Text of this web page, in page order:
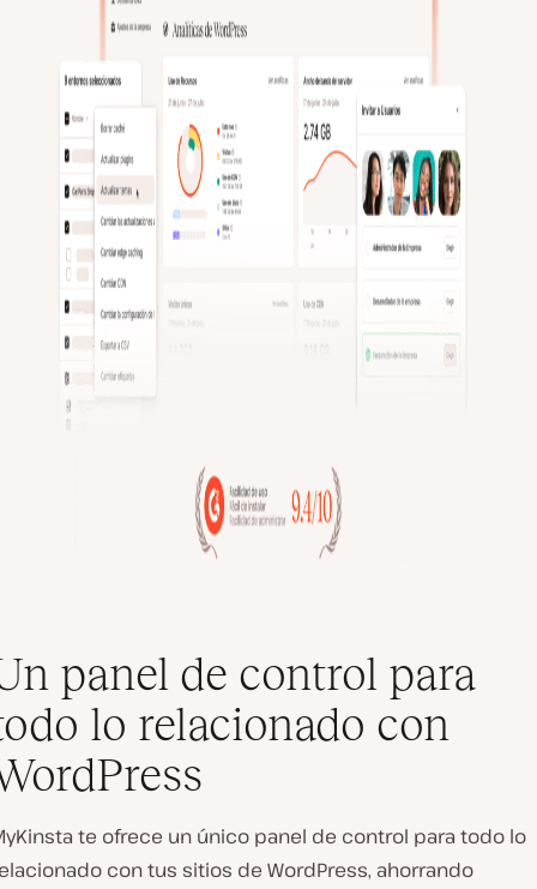
panel de control para
lo relacionado con
te ofrece un único panel de control para todo lo
con tus sitios de WordPress, ahorrando